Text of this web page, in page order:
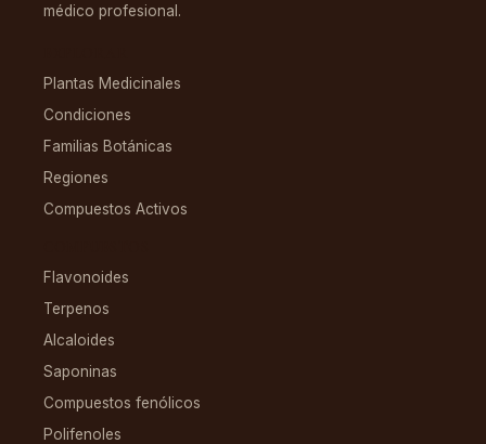
médico profesional.
Plantas Medicinales
Condiciones
Familias Botánicas
Regiones
Compuestos Activos
Flavonoides
Terpenos
Alcaloides
Saponinas
Compuestos fenólicos
Polifenoles